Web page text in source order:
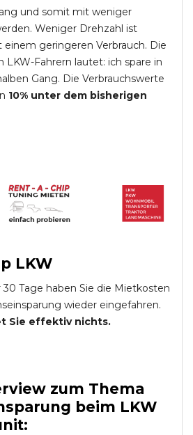
und somit mit weniger
Weniger Drehzahl ist
geringeren Verbrauch. Die
LKW-Fahrern lautet: ich spare in
Gang. Die Verbrauchswerte
10% unter dem bisherigen
LKW
Tage haben Sie die Mietkosten
wieder eingefahren.
Sie effektiv nichts.
zum Thema
beim LKW